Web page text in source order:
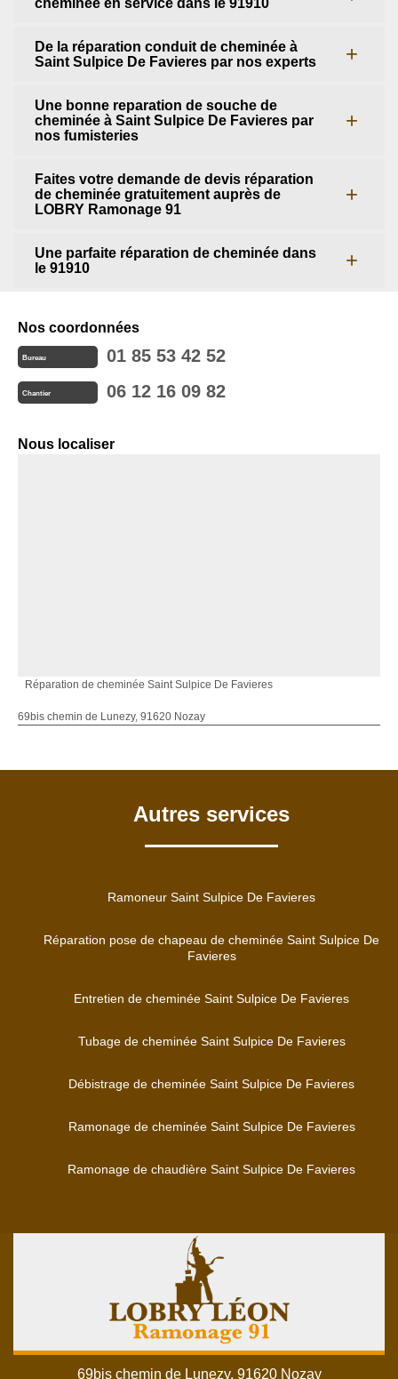
cheminée en service dans le 91910
De la réparation conduit de cheminée à
Saint Sulpice De Favieres par nos experts
Une bonne reparation de souche de
cheminée à Saint Sulpice De Favieres par
nos fumisteries
Faites votre demande de devis réparation
de cheminée gratuitement auprès de
LOBRY Ramonage 91
Une parfaite réparation de cheminée dans
le 91910
Nos coordonnées
Bureau 01 85 53 42 52
Chantier 06 12 16 09 82
Nous localiser
Réparation de cheminée Saint Sulpice De Favieres
69bis chemin de Lunezy, 91620 Nozay
Autres services
Ramoneur Saint Sulpice De Favieres
Réparation pose de chapeau de cheminée Saint Sulpice De
Favieres
Entretien de cheminée Saint Sulpice De Favieres
Tubage de cheminée Saint Sulpice De Favieres
Débistrage de cheminée Saint Sulpice De Favieres
Ramonage de cheminée Saint Sulpice De Favieres
Ramonage de chaudière Saint Sulpice De Favieres
69bis chemin de Lunezy, 91620 Nozay